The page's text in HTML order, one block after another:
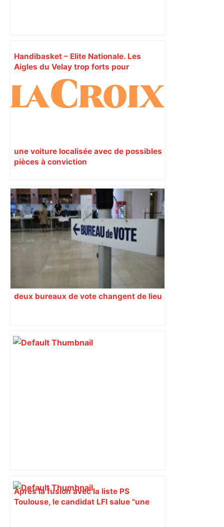
Handibasket – Elite Nationale. Les
Aigles du Velay trop forts pour
Toulouse – Le Progrès
une voiture localisée avec de possibles
pièces à conviction
deux bureaux de vote changent de lieu
Après la fusion avec la liste PS
Toulouse, le candidat LFI salue "une